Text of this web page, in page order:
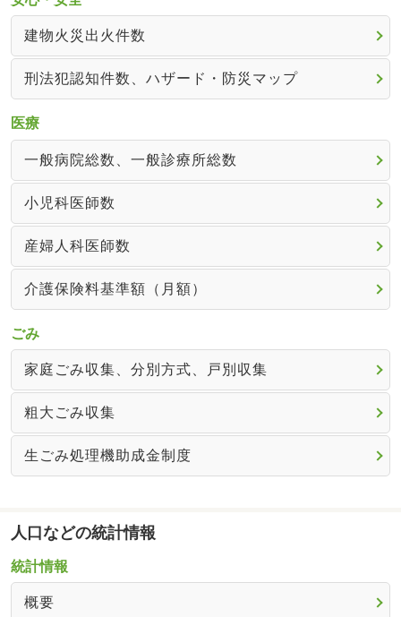
建物火災出火件数
刑法犯認知件数、ハザード・防災マップ
医療
一般病院総数、一般診療所総数
小児科医師数
産婦人科医師数
介護保険料基準額（月額）
ごみ
家庭ごみ収集、分別方式、戸別収集
粗大ごみ収集
生ごみ処理機助成金制度
人口などの統計情報
統計情報
概要